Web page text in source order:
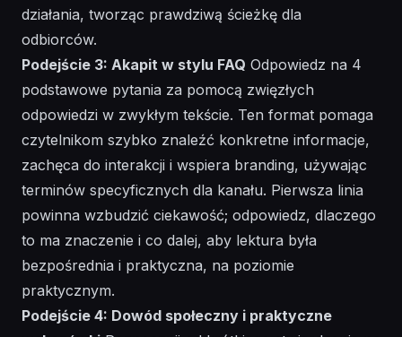
działania, tworząc prawdziwą ścieżkę dla
odbiorców.
Podejście 3: Akapit w stylu FAQ Odpowiedz na 4
podstawowe pytania za pomocą zwięzłych
odpowiedzi w zwykłym tekście. Ten format pomaga
czytelnikom szybko znaleźć konkretne informacje,
zachęca do interakcji i wspiera branding, używając
terminów specyficznych dla kanału. Pierwsza linia
powinna wzbudzić ciekawość; odpowiedz, dlaczego
to ma znaczenie i co dalej, aby lektura była
bezpośrednia i praktyczna, na poziomie
praktycznym.
Podejście 4: Dowód społeczny i praktyczne